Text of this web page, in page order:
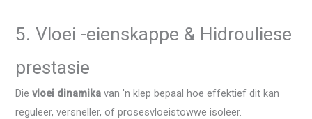
5. Vloei -eienskappe & Hidrouliese
prestasie
Dievloei dinamika van 'n klep bepaal hoe effektief dit kan
reguleer, versneller, of prosesvloeistowwe isoleer.